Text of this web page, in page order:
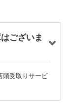
ございま
頭受取りサービ